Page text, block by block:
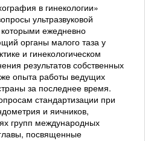
в гинекологии»
ультразвуковой
которыми ежедневно
органы малого таза у
и гинекологическом
результатов собственных
опыта работы ведущих
за последнее время.
стандартизации при
и яичников,
групп международных
посвященные